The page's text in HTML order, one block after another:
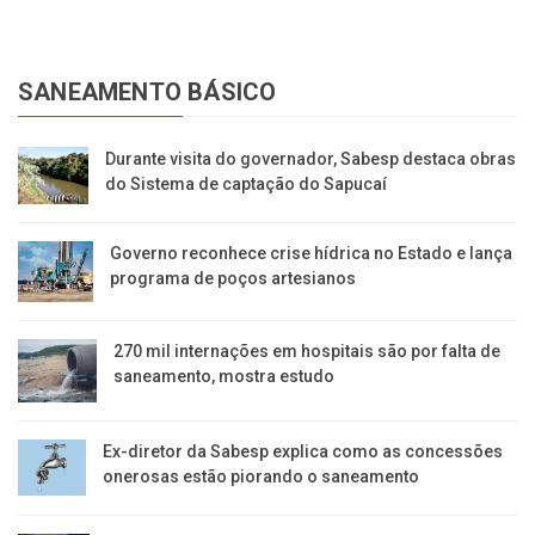
SANEAMENTO BÁSICO
Durante visita do governador, Sabesp destaca obras
do Sistema de captação do Sapucaí
Governo reconhece crise hídrica no Estado e lança
programa de poços artesianos
270 mil internações em hospitais são por falta de
saneamento, mostra estudo
Ex-diretor da Sabesp explica como as concessões
onerosas estão piorando o saneamento